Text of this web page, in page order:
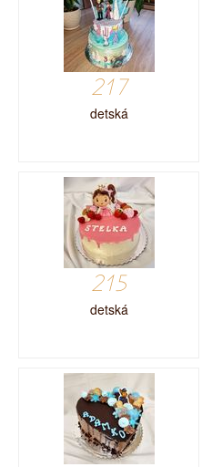
217
detská
215
detská